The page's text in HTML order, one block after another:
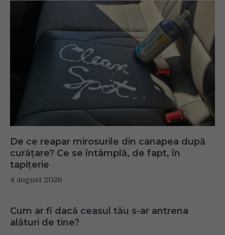
De ce reapar mirosurile din canapea după
curățare? Ce se întâmplă, de fapt, în
tapițerie
4 august 2026
Cum ar fi dacă ceasul tău s-ar antrena
alături de tine?